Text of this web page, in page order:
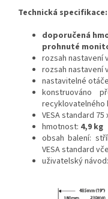
Technická specifikace:
doporučená
prohnuté
rozsah nastavení
rozsah nastavení
nastavitelné
konstruováno
recyklovatelného
VESA standard 75
hmotnost: 4,9 kg
obsah balení:
VESA standard
uživatelský návod: